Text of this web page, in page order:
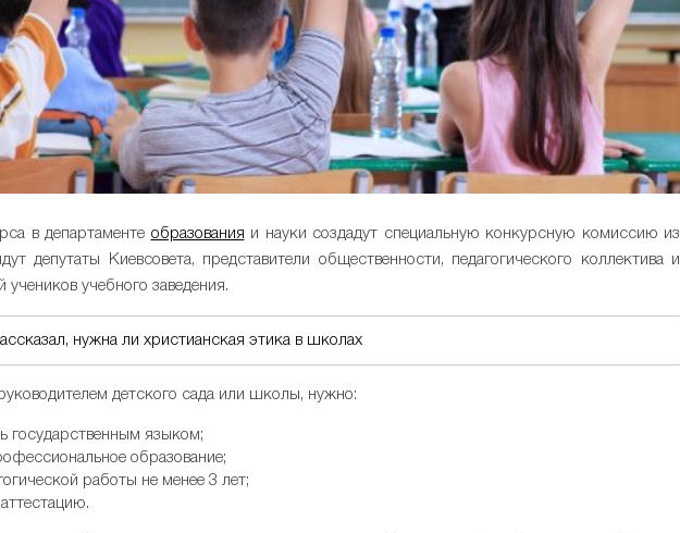
в департаменте образования и науки создадут специальную конкурсную комиссию из
депутаты Киевсовета, представители общественности, педагогического коллектива и
учеников учебного заведения.
нужна ли христианская этика в школах
детского сада или школы, нужно:
государственным языком;
образование;
работы не менее 3 лет;